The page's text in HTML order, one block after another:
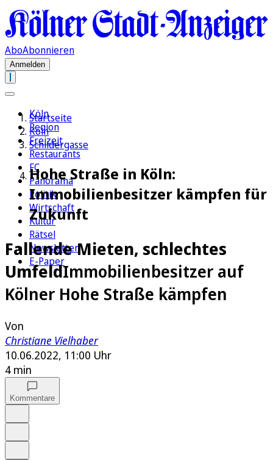
AboAbonnieren
Anmelden
Köln
Region
Freizeit
Restaurants
FC
Panorama
Politik
Wirtschaft
Kultur
Rätsel
Newsletter
E-Paper
Startseite
Köln
Schildergasse
Hohe Straße in Köln:
Immobilienbesitzer kämpfen für
Zukunft
Fallende Mieten, schlechtes
UmfeldImmobilienbesitzer auf
Kölner Hohe Straße kämpfen
Von
Christiane Vielhaber
10.06.2022, 11:00 Uhr
4 min
Kommentare